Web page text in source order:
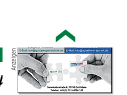
Anzeigen